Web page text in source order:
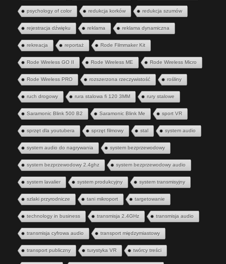
psychology of color redukcja korków redukcja szumów
rejestracja dźwięku reklama reklama dynamiczna
rekreacja reportaż Rode Filmmaker Kit
Rode Wireless GO II Rode Wireless ME Rode Wireless Micro
Rode Wireless PRO rozszerzona rzeczywistość rośliny
ruch drogowy rura stalowa fi 120 3MM rury stalowe
Saramonic Blink 500 B2 Saramonic Blink Me sport VR
sprzęt dla youtubera sprzęt filmowy stal system audio
system audio do nagrywania system bezprzewodowy
system bezprzewodowy 2.4ghz system bezprzewodowy audio
system lavalier system produkcyjny system transmisyjny
szlaki przyrodnicze tani mikroport targetowanie
technology in business transmisja 2.4GHz transmisja audio
transmisja cyfrowa audio transport międzymiastowy
transport publiczny turystyka VR twórcy treści